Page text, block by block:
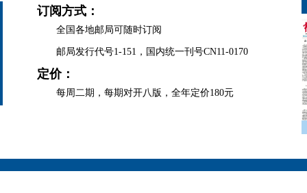
订阅方式：
全国各地邮局可随时订阅
邮局发行代号1-151，国内统一刊号CN11-0170
定价：
每周二期，每期对开八版，全年定价180元